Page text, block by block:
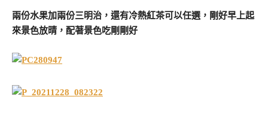
兩份水果加兩份三明治，還有冷熱紅茶可以任選，剛好早上起
來景色放晴，配著景色吃剛剛好